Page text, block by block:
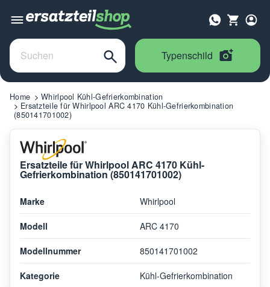
Typenschild
Home
Whirlpool Kühl-Gefrierkombination
Ersatzteile für Whirlpool ARC 4170 Kühl-Gefrierkombination
(850141701002)
Ersatzteile für Whirlpool ARC 4170 Kühl-
Gefrierkombination (850141701002)
Marke Whirlpool
Modell ARC 4170
Modellnummer 850141701002
Kategorie Kühl-Gefrierkombination